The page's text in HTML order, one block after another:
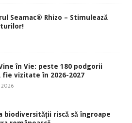
Seamac® Rhizo – Stimulează
în Vie: peste 180 podgorii
fie vizitate în 2026-2027
biodiversității riscă să îngroape